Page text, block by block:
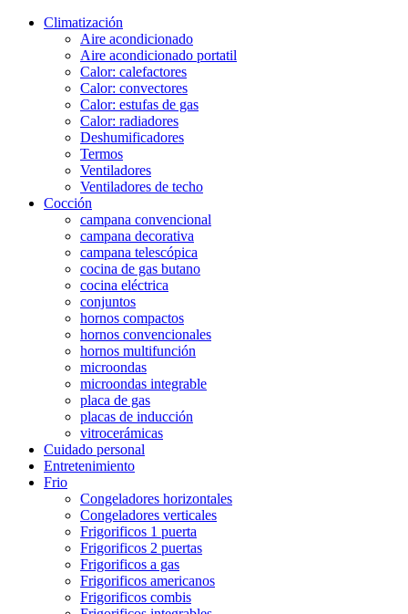
Climatización
Aire acondicionado
Aire acondicionado portatil
Calor: calefactores
Calor: convectores
Calor: estufas de gas
Calor: radiadores
Deshumificadores
Termos
Ventiladores
Ventiladores de techo
Cocción
campana convencional
campana decorativa
campana telescópica
cocina de gas butano
cocina eléctrica
conjuntos
hornos compactos
hornos convencionales
hornos multifunción
microondas
microondas integrable
placa de gas
placas de inducción
vitrocerámicas
Cuidado personal
Entretenimiento
Frio
Congeladores horizontales
Congeladores verticales
Frigorificos 1 puerta
Frigorificos 2 puertas
Frigorificos a gas
Frigorificos americanos
Frigorificos combis